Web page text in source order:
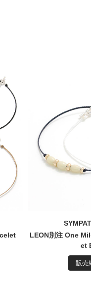
LEON別注 One
et
販売